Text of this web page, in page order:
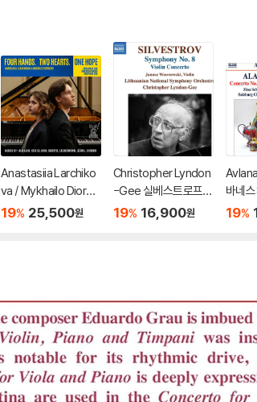
Anastasiia Larchiko
va / Mykhailo Diordii
ev 피아노 2중주 연주
19% 25,500원
Christopher Lyndon
-Gee 실베스트로프:
교향곡 8번, 바이올린
19% 16,900원
바네
이올린
19%